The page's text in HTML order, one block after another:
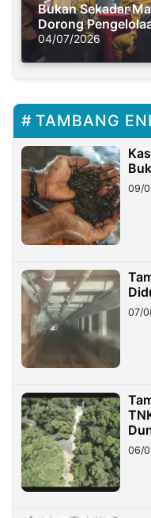
Bukan Sekadar
Dorong
Solusi Krisis Iklim
04/07/2026
TAMBANG
09/
07/
06/